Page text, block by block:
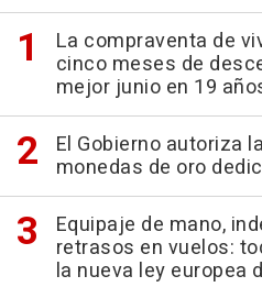
La compraventa de
cinco meses de
mejor junio en 19
El Gobierno autoriza
monedas de oro
Equipaje de mano,
retrasos en vuelos:
la nueva ley europea